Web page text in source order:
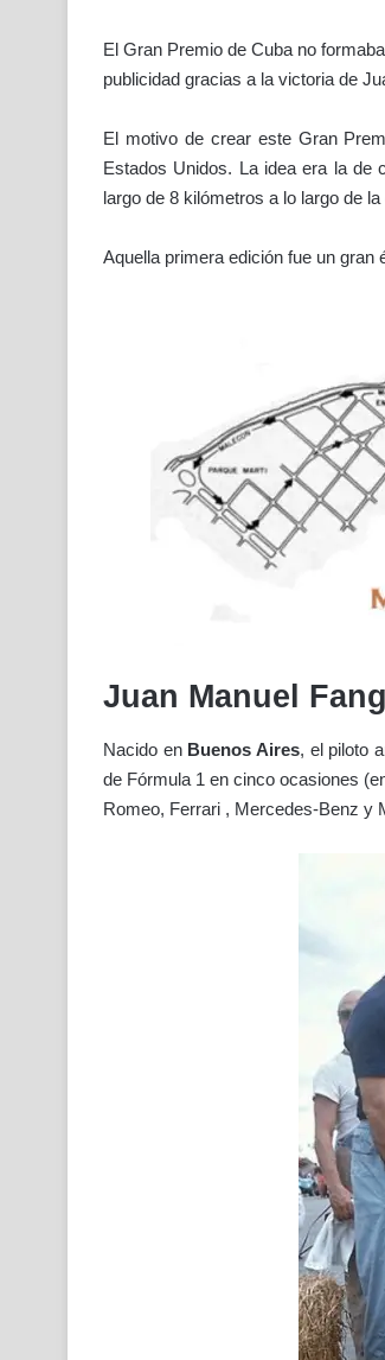
El Gran Premio de Cuba no
publicidad gracias a la victoria de
El motivo de crear este Gran
Estados Unidos. La idea era la de
largo de 8 kilómetros a lo largo de
Aquella primera edición fue un
Juan Manuel
Nacido en Buenos Aires, el piloto
de Fórmula 1 en cinco ocasiones
Romeo, Ferrari , Mercedes-Benz y